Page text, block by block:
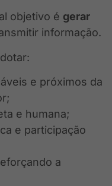
objetivo é gerar
informação.
e próximos da
e humana;
e participação
a